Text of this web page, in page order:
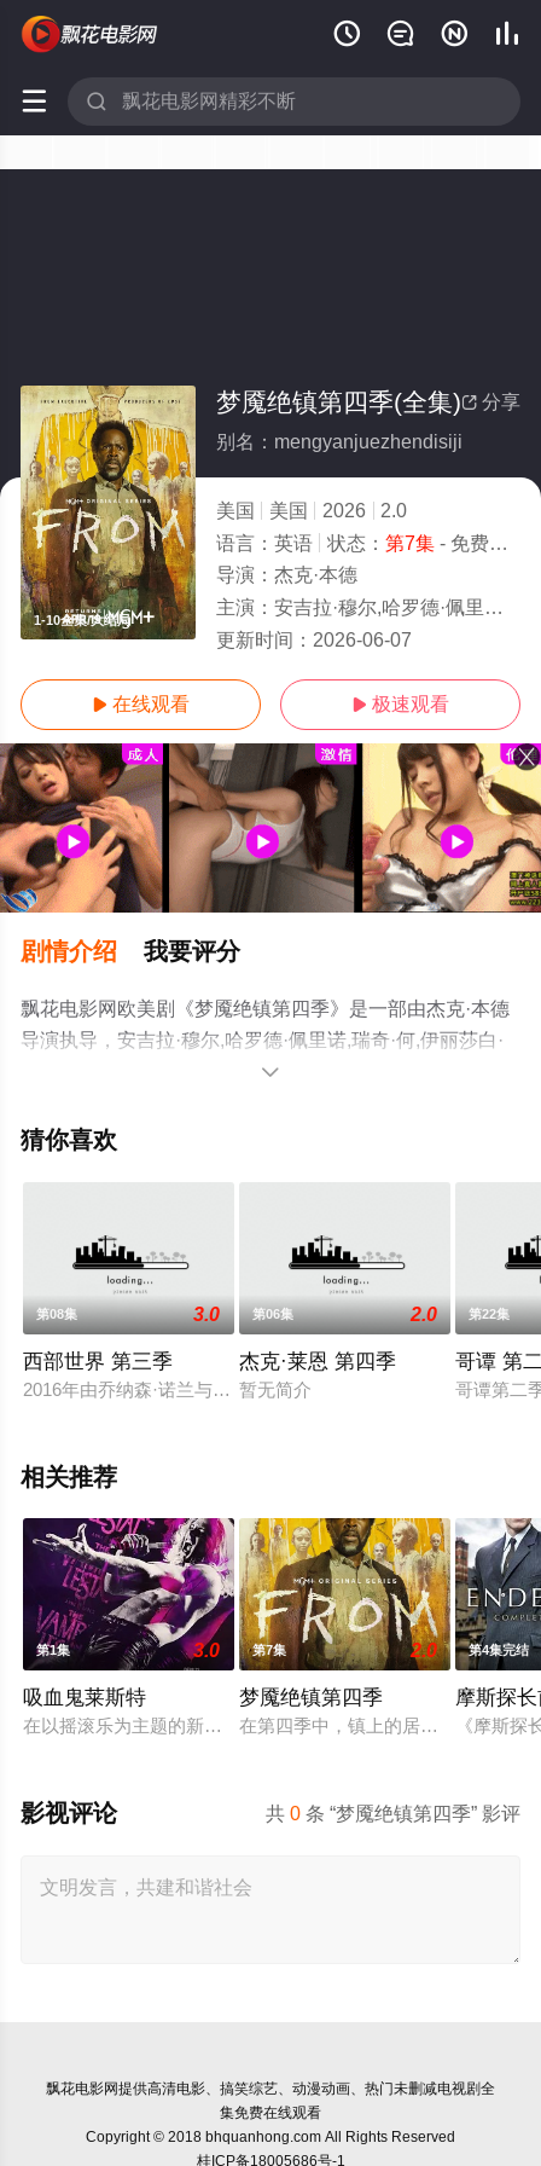
   
 
1-10全集/大结局
 分享
梦魇绝镇第四季(全集)
别名：mengyanjuezhendisiji
美国 美国 2026
2.0
语言： 英语 状态： 第7集- 免费在线观看
导演： 杰克·本德
主演： 安吉拉·穆尔,哈罗德·佩里诺,瑞奇·何,伊丽莎白·桑德斯,罗伯特·乔伊,艾恩·贝利,斯科特·麦克科德,大卫·阿尔帕伊,卡
更新时间： 2026-06-07
 在线观看  极速观看
剧情介绍 我要评分
飘花电影网欧美剧《梦魇绝镇第四季》是一部由杰克·本德
导演执导，安吉拉·穆尔,哈罗德·佩里诺,瑞奇·何,伊丽莎白·
桑德斯,罗伯特·乔伊,艾恩·贝利,斯科特·麦克科德,大卫·阿尔
科顿·摩尔,朱莉娅·多伊尔,西蒙·韦伯斯特,汉娜·切尔敏,克洛
可移步至豆瓣电视剧、电视猫或剧情网等平台了解。

猜你喜欢
第08集 3.0
西部世界 第三季
2016年由乔纳森·诺兰与丽莎·乔伊夫妻档联合开发的剧集，故
第06集 2.0
杰克·莱恩 第四季
暂无简介
第22集
哥谭 第
哥谭第二
相关推荐
第1集 3.0
吸血鬼莱斯特
在以摇滚乐为主题的新季中，吸血鬼莱斯特（萨姆·里德 饰）开
第7集 2.0
梦魇绝镇第四季
在第四季中，镇上的居民离他们寻求
第4集完结
摩斯探
《摩斯探
共0 条 “梦魇绝镇第四季” 影评
影视评论
飘花电影网提供高清电影、搞笑综艺、动漫动画、热门未删减电视剧全
集免费在线观看
Copyright © 2018 bhquanhong.com All Rights Reserved
桂ICP备18005686号-1